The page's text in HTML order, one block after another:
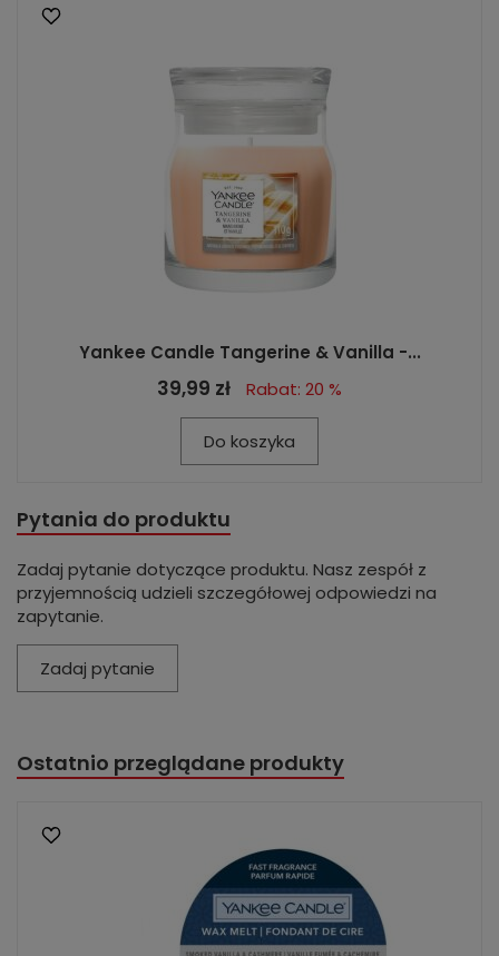
Yankee Candle Tangerine & Vanilla -...
39,99 zł Rabat: 20 %
Do koszyka
Pytania do produktu
Zadaj pytanie dotyczące produktu. Nasz zespół z
przyjemnością udzieli szczegółowej odpowiedzi na
zapytanie.
Zadaj pytanie
Ostatnio przeglądane produkty